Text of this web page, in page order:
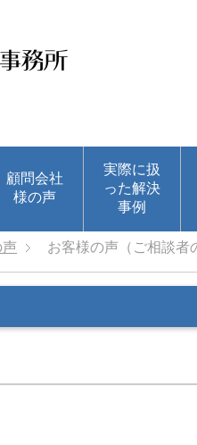
顧問会社
様の声
実際に扱
った解決
事例
声 お客様の声（ご相談者